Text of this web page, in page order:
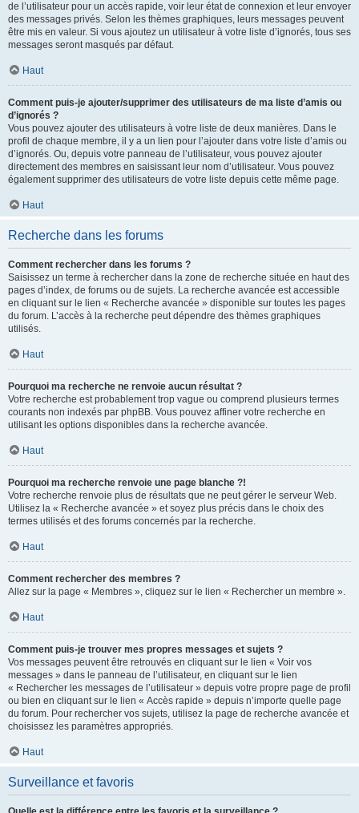
de l’utilisateur pour un accès rapide, voir leur état de connexion et leur envoyer
des messages privés. Selon les thèmes graphiques, leurs messages peuvent
être mis en valeur. Si vous ajoutez un utilisateur à votre liste d’ignorés, tous ses
messages seront masqués par défaut.
Haut
Comment puis-je ajouter/supprimer des utilisateurs de ma liste d’amis ou
d’ignorés ?
Vous pouvez ajouter des utilisateurs à votre liste de deux manières. Dans le
profil de chaque membre, il y a un lien pour l’ajouter dans votre liste d’amis ou
d’ignorés. Ou, depuis votre panneau de l’utilisateur, vous pouvez ajouter
directement des membres en saisissant leur nom d’utilisateur. Vous pouvez
également supprimer des utilisateurs de votre liste depuis cette même page.
Haut
Recherche dans les forums
Comment rechercher dans les forums ?
Saisissez un terme à rechercher dans la zone de recherche située en haut des
pages d’index, de forums ou de sujets. La recherche avancée est accessible
en cliquant sur le lien « Recherche avancée » disponible sur toutes les pages
du forum. L’accès à la recherche peut dépendre des thèmes graphiques
utilisés.
Haut
Pourquoi ma recherche ne renvoie aucun résultat ?
Votre recherche est probablement trop vague ou comprend plusieurs termes
courants non indexés par phpBB. Vous pouvez affiner votre recherche en
utilisant les options disponibles dans la recherche avancée.
Haut
Pourquoi ma recherche renvoie une page blanche ?!
Votre recherche renvoie plus de résultats que ne peut gérer le serveur Web.
Utilisez la « Recherche avancée » et soyez plus précis dans le choix des
termes utilisés et des forums concernés par la recherche.
Haut
Comment rechercher des membres ?
Allez sur la page « Membres », cliquez sur le lien « Rechercher un membre ».
Haut
Comment puis-je trouver mes propres messages et sujets ?
Vos messages peuvent être retrouvés en cliquant sur le lien « Voir vos
messages » dans le panneau de l’utilisateur, en cliquant sur le lien
« Rechercher les messages de l’utilisateur » depuis votre propre page de profil
ou bien en cliquant sur le lien « Accès rapide » depuis n’importe quelle page
du forum. Pour rechercher vos sujets, utilisez la page de recherche avancée et
choisissez les paramètres appropriés.
Haut
Surveillance et favoris